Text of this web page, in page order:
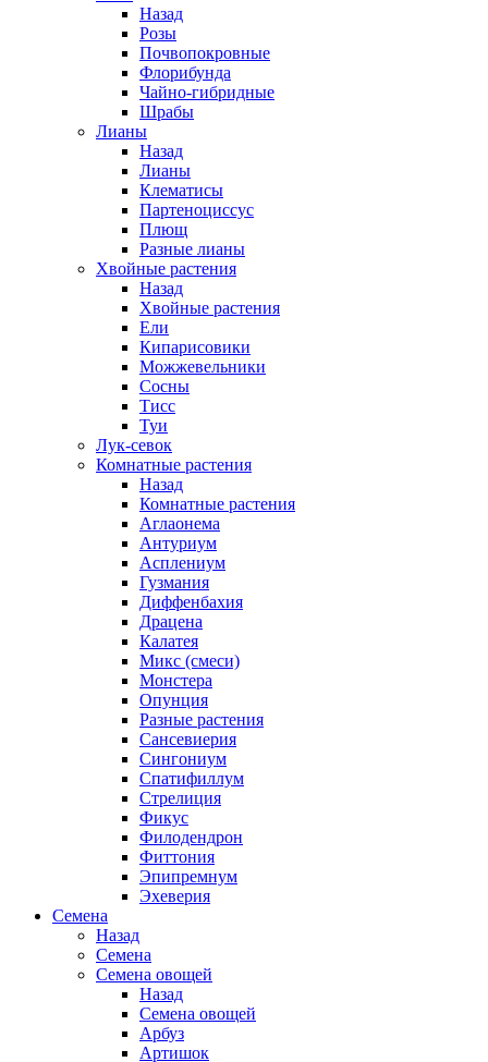
Назад
Розы
Почвопокровные
Флорибунда
Чайно-гибридные
Шрабы
Лианы
Назад
Лианы
Клематисы
Партеноциссус
Плющ
Разные лианы
Хвойные растения
Назад
Хвойные растения
Ели
Кипарисовики
Можжевельники
Сосны
Тисс
Туи
Лук-севок
Комнатные растения
Назад
Комнатные растения
Аглаонема
Антуриум
Асплениум
Гузмания
Диффенбахия
Драцена
Калатея
Микс (смеси)
Монстера
Опунция
Разные растения
Сансевиерия
Сингониум
Спатифиллум
Стрелиция
Фикус
Филодендрон
Фиттония
Эпипремнум
Эхеверия
Семена
Назад
Семена
Семена овощей
Назад
Семена овощей
Арбуз
Артишок